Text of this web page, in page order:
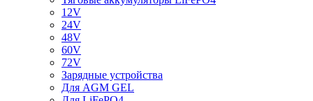
12V
24V
48V
60V
72V
Зарядные устройства
Для AGM GEL